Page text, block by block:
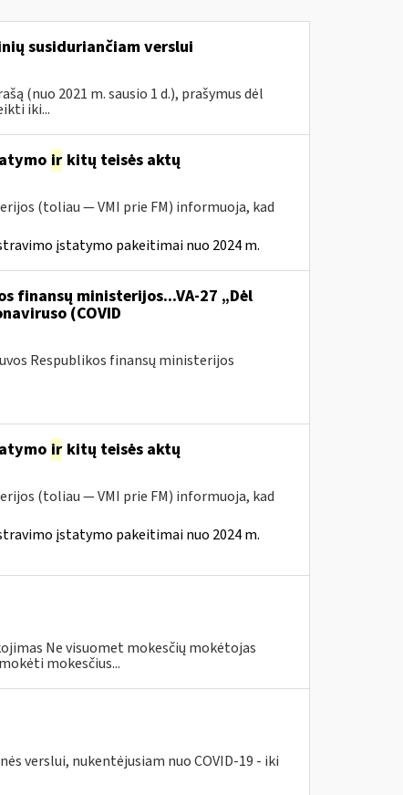
susiduriančiam verslui
(nuo 2021 m. sausio 1 d.), prašymus dėl
iki...
irkitų teisės aktų
(toliau — VMI prie FM) informuoja, kad
įstatymo pakeitimai nuo 2024 m.
finansų ministerijos...VA-27 „Dėl
(COVID
Respublikos finansų ministerijos
irkitų teisės aktų
(toliau — VMI prie FM) informuoja, kad
įstatymo pakeitimai nuo 2024 m.
Ne visuomet mokesčių mokėtojas
mokesčius...
verslui, nukentėjusiam nuo COVID-19 - iki